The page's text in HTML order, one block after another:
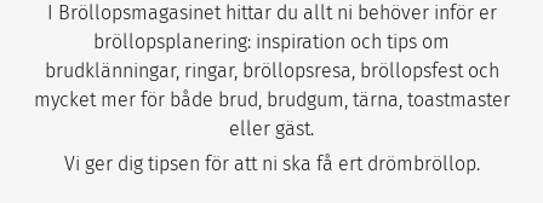
I Bröllopsmagasinet hittar du allt ni behöver inför er
bröllopsplanering: inspiration och tips om
brudklänningar, ringar, bröllopsresa, bröllopsfest och
mycket mer för både brud, brudgum, tärna, toastmaster
eller gäst.
Vi ger dig tipsen för att ni ska få ert drömbröllop.